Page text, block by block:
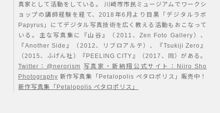
真家として活動をしている。 川崎市市民ミュージアムでワークシ
ョップの講師経験を経て、2018年6月より目黒「デジタルラボ
Papyrus」にてデジタル写真技術を広く教える活動もおこなって
いる。主な写真集に『山谷』（2011、Zen Foto Gallery）、
『Another Side』（2012、リブロアルテ）、『Tsukiji Zero』
（2015、ふげん社）『PEELING CITY』（2017、同）がある。
Twitter：@nerorism 写真家・新納翔公式サイト：Niiro Sho
Photography 新作写真集「Petalopolis ぺタロポリス」販売中！
新作写真集「Petalopolis ぺタロポリス」